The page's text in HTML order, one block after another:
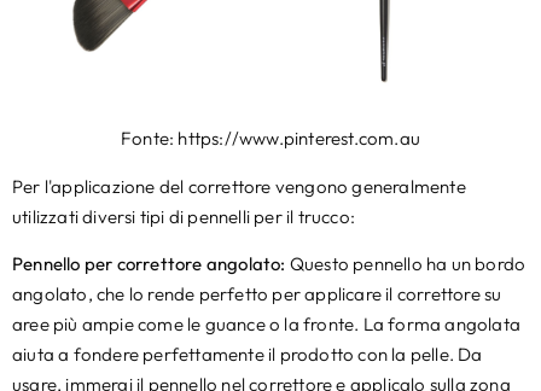
Fonte: https://www.pinterest.com.au
Per l'applicazione del correttore vengono generalmente
utilizzati diversi tipi di pennelli per il trucco:
Pennello per correttore angolato: Questo pennello ha un bordo
angolato, che lo rende perfetto per applicare il correttore su
aree più ampie come le guance o la fronte. La forma angolata
aiuta a fondere perfettamente il prodotto con la pelle. Da
usare, immergi il pennello nel correttore e applicalo sulla zona